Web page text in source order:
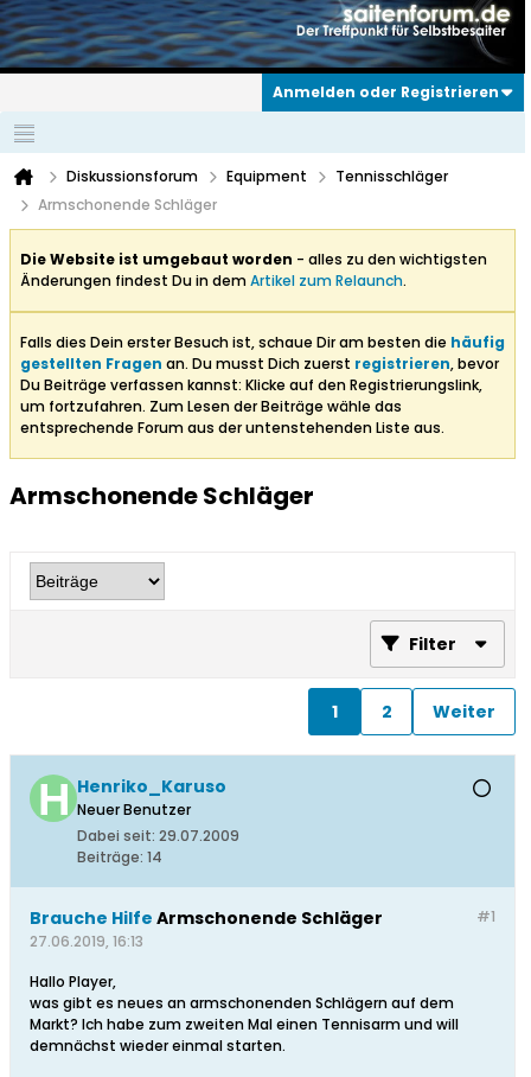
Anmelden oder Registrieren
Diskussionsforum Equipment
Tennisschläger
Armschonende Schläger
Die Website ist umgebaut worden - alles zu den wichtigsten
Änderungen findest Du in demArtikel zum Relaunch.
Falls dies Dein erster Besuch ist, schaue Dir am besten die häufig
gestellten Fragen an. Du musst Dich zuerst registrieren, bevor
Du Beiträge verfassen kannst: Klicke auf den Registrierungslink,
um fortzufahren. Zum Lesen der Beiträge wähle das
entsprechende Forum aus der untenstehenden Liste aus.
Armschonende Schläger
Filter
1 2 Weiter
Henriko_Karuso
Neuer Benutzer
Dabei seit: 29.07.2009
Beiträge: 14
#1
Brauche Hilfe Armschonende Schläger
27.06.2019, 16:13
Hallo Player,
was gibt es neues an armschonenden Schlägern auf dem
Markt? Ich habe zum zweiten Mal einen Tennisarm und will
demnächst wieder einmal starten.